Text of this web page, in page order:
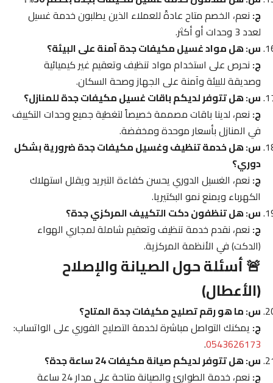
ج: نعم، الخصم متاح عادةً للعملاء الذين يطلبون خدمة غسيل
لعدد 3 وحدات أو أكثر.
س: هل مواد غسيل مكيفات جدة آمنة على البيئة؟
ج: نحرص على استخدام مواد تنظيف وتعقيم غير كيميائية
وصديقة للبيئة وآمنة على الجهاز وصحة السكان.
س: هل تتوفر لديكم باقات غسيل مكيفات جدة للمنازل؟
ج: نعم، لدينا باقات مصممة خصيصاً لتغطية جميع وحدات التكييف
في المنازل بأسعار موحدة ومخفضة.
س: هل خدمة تنظيف وغسيل مكيفات جدة ضرورية بشكل
دوري؟
ج: نعم، الغسيل الدوري يحسن كفاءة التبريد ويقلل استهلاك
الكهرباء ويمنع نمو البكتيريا.
س: هل تنظفون دكت التكييف المركزي جدة؟
ج: نعم، نقدم خدمة تنظيف وتعقيم شاملة لمجاري الهواء
(الدكت) في الأنظمة المركزية.
🚨 أسئلة حول الصيانة والإصلاح
(الأعطال)
س: ما هو رقم تصليح مكيفات جدة المتاح؟
ج: يمكنك التواصل مباشرة لخدمة التصليح الفوري على الواتساب:
0543626173
.
س: هل تتوفر لديكم صيانة مكيفات 24 ساعة جدة؟
ج:
نعم، خدمة الطوارئ والصيانة متاحة على مدار 24 ساعة